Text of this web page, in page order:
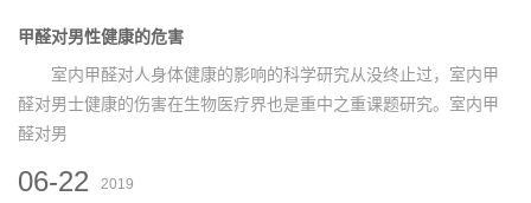
甲醛对男性健康的危害
室内甲醛对人身体健康的影响的科学研究从没终止过，室内甲
醛对男士健康的伤害在生物医疗界也是重中之重课题研究。室内甲
醛对男
06-22 2019